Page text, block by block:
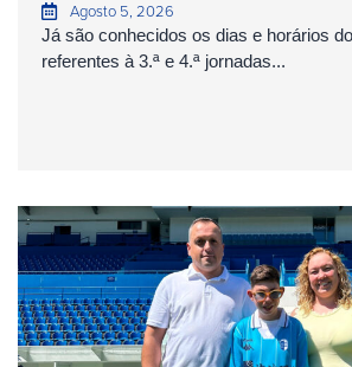
Agosto 5, 2026
Já são conhecidos os dias e horários
referentes à 3.ª e 4.ª jornadas...